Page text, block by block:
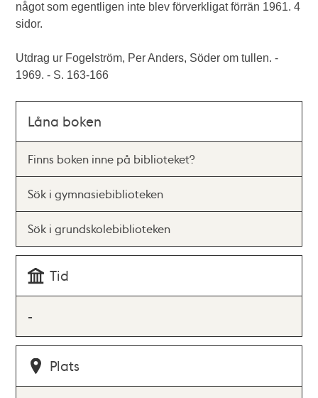
något som egentligen inte blev förverkligat förrän 1961. 4
sidor.
Utdrag ur Fogelström, Per Anders, Söder om tullen. -
1969. - S. 163-166
Låna boken
Finns boken inne på biblioteket?
Sök i gymnasiebiblioteken
Sök i grundskolebiblioteken
Tid
-
Plats